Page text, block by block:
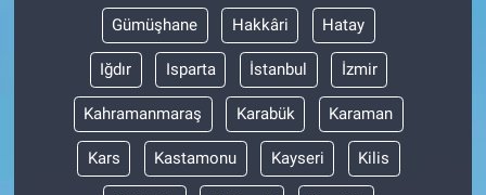
Gümüşhane Hakkâri Hatay
Iğdır Isparta İstanbul İzmir
Kahramanmaraş Karabük Karaman
Kars Kastamonu Kayseri Kilis